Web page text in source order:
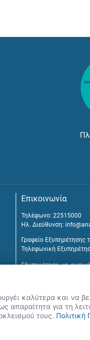
Επικοινωνία
Τηλέφωνο: 22515000
Ηλ. Διεύθυνση:
Γραφείο Εξυπηρέτησης
Τηλεφωνική
Εξυπηρέτηση με
Τ.Θ. 25431, 1392
καλύτερα και
για τη
τους.